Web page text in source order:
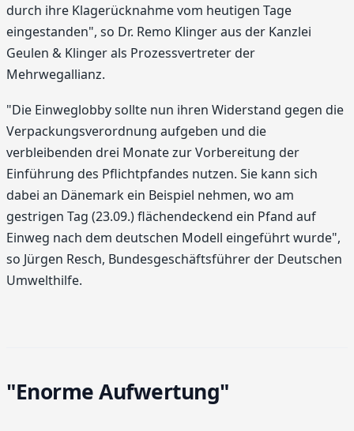
durch ihre Klagerücknahme vom heutigen Tage
eingestanden", so Dr. Remo Klinger aus der Kanzlei
Geulen & Klinger als Prozessvertreter der
Mehrwegallianz.
"Die Einweglobby sollte nun ihren Widerstand gegen die
Verpackungsverordnung aufgeben und die
verbleibenden drei Monate zur Vorbereitung der
Einführung des Pflichtpfandes nutzen. Sie kann sich
dabei an Dänemark ein Beispiel nehmen, wo am
gestrigen Tag (23.09.) flächendeckend ein Pfand auf
Einweg nach dem deutschen Modell eingeführt wurde",
so Jürgen Resch, Bundesgeschäftsführer der Deutschen
Umwelthilfe.
"Enorme Aufwertung"